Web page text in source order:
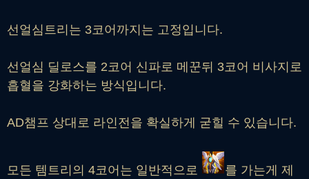
선얼심트리는 3코어까지는 고정입니다.
선얼심 딜로스를 2코어 신파로 메꾼뒤 3코어 비사지로
흡혈을 강화하는 방식입니다.
AD챔프 상대로 라인전을 확실하게 굳힐 수 있습니다.
모든 템트리의 4코어는 일반적으로
를 가는게 제